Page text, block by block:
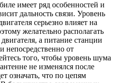
имеет ряд особенностей и
дальность связи. Уровень
серьезно влияет на
желательно располагать
а питание станции
непосредственно от
того, чтобы уровень шума
не изменялся после
означать, что по цепям